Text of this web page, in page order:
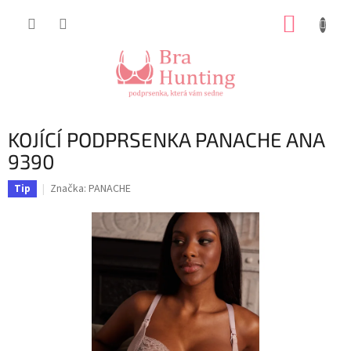
KOJÍCÍ PODPRSENKA PANACHE ANA
9390
Tip Značka: PANACHE